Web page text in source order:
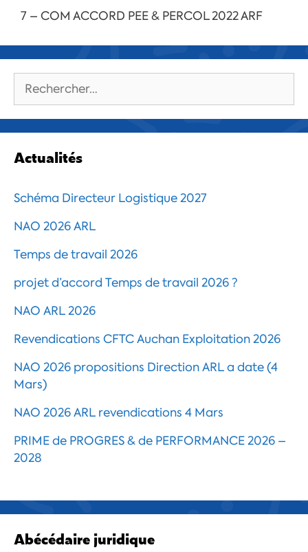
7 – COM ACCORD PEE & PERCOL 2022 ARF
Rechercher :
Actualités
Schéma Directeur Logistique 2027
NAO 2026 ARL
Temps de travail 2026
projet d’accord Temps de travail 2026 ?
NAO ARL 2026
Revendications CFTC Auchan Exploitation 2026
NAO 2026 propositions Direction ARL a date (4
Mars)
NAO 2026 ARL revendications 4 Mars
PRIME de PROGRES & de PERFORMANCE 2026 –
2028
Abécédaire juridique